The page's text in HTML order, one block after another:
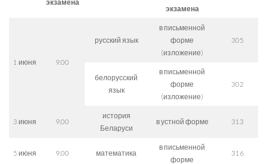
экзамена
экзамена
1 июня 9.00
русский язык
в письменной
форме
(изложение)
305
белорусский
язык
в письменной
форме
(изложение)
302
3 июня 9.00
история
Беларуси
в устной форме 313
5 июня 9.00 математика
в письменной
форме
316